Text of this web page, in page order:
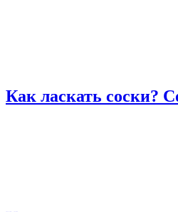
Как ласкать соски?